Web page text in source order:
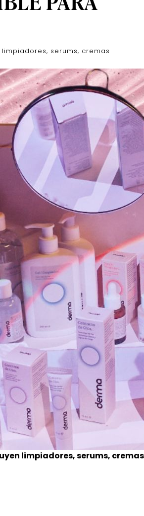
serums, cremas
limpiadores, serums, cremas